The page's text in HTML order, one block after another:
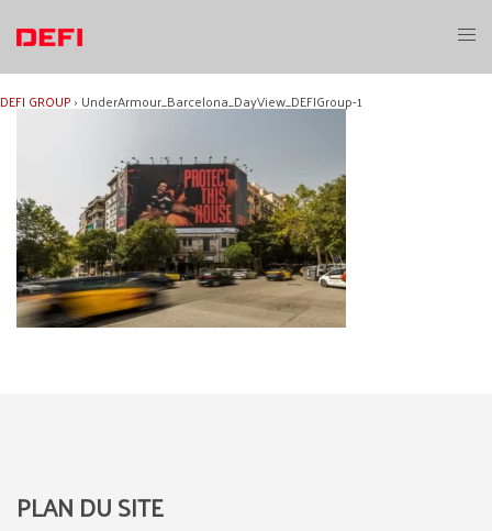
contenu
DEFI GROUP› UnderArmour_Barcelona_DayView_DEFIGroup-1
PLAN DU SITE